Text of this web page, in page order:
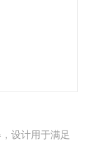
设计用于满足